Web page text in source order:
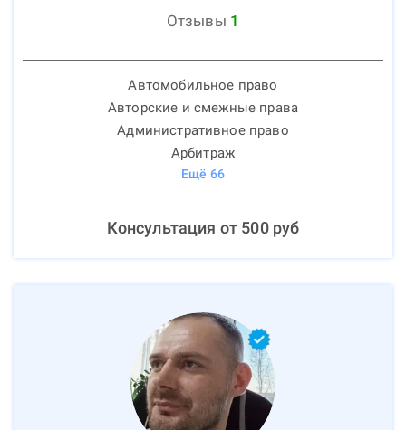
Отзывы 1
Автомобильное право
Авторские и смежные права
Административное право
Арбитраж
Ещё 66
Консультация от 500руб